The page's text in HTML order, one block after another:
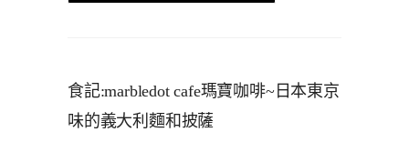
食記:marbledot cafe瑪寶咖啡~日本東京
味的義大利麵和披薩